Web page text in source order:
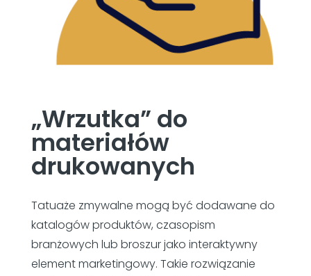
„Wrzutka” do
materiałów
drukowanych
Tatuaże zmywalne mogą być dodawane do
katalogów produktów, czasopism
branżowych lub broszur jako interaktywny
element marketingowy. Takie rozwiązanie